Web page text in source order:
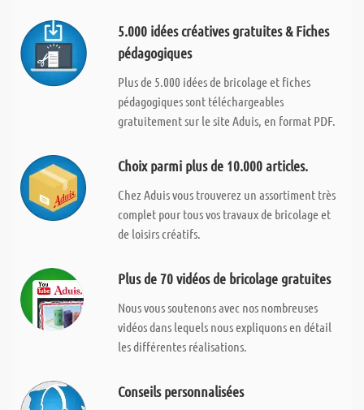
5.000 idées créatives gratuites & Fiches
pédagogiques
Plus de 5.000 idées de bricolage et fiches
pédagogiques sont téléchargeables
gratuitement sur le site Aduis, en format PDF.
Choix parmi plus de 10.000 articles.
Chez Aduis vous trouverez un assortiment très
complet pour tous vos travaux de bricolage et
de loisirs créatifs.
Plus de 70 vidéos de bricolage gratuites
Nous vous soutenons avec nos nombreuses
vidéos dans lequels nous expliquons en détail
les différentes réalisations.
Conseils personnalisées